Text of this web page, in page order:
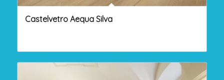
Castelvetro Aequa Silva